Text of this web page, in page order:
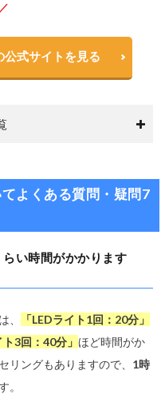
公式サイトを見る
よくある質問・疑問7
い時間がかかります
、
「LEDライト1回：20分」
3回：40分」 ほど時間がか
リングもありますので、 1時
。